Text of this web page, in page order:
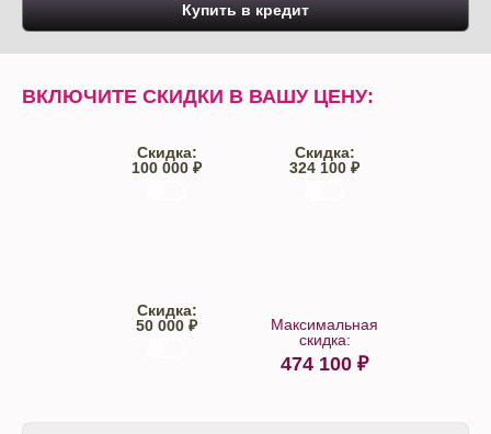
Купить в кредит
ВКЛЮЧИТЕ СКИДКИ В ВАШУ ЦЕНУ:
Скидка:
100 000 ₽
Скидка:
324 100 ₽
Скидка:
50 000 ₽
Максимальная
скидка:
474 100 ₽